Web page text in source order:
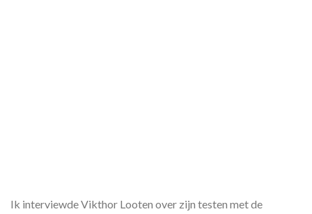
Ik interviewde Vikthor Looten over zijn testen met de